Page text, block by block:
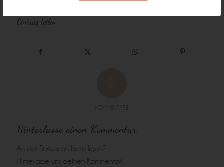
Eintrag teilen
Hinterlasse einen Kommentar
An der Diskussion beteiligen?
Hinterlasse uns deinen Kommentar!